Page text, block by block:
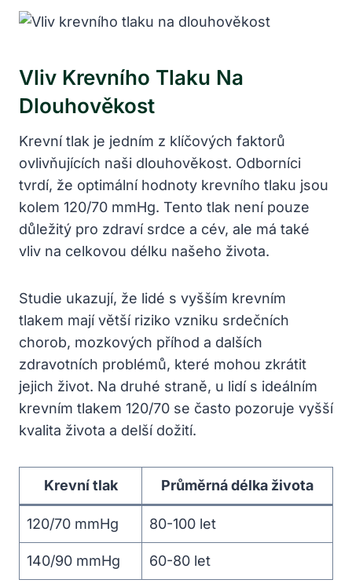
Vliv Krevního Tlaku Na
Dlouhověkost
Krevní tlak je jedním z klíčových faktorů
ovlivňujících naši dlouhověkost. Odborníci
tvrdí, že⁣ optimální hodnoty krevního tlaku jsou
kolem 120/70 ⁤mmHg. Tento tlak není pouze
důležitý pro zdraví srdce a cév,⁣ ale má také
vliv na celkovou délku našeho života.
Studie ukazují, že lidé‌ s vyšším krevním
tlakem mají⁤ větší ​riziko vzniku ​srdečních
chorob, mozkových⁢ příhod a dalších
zdravotních problémů, které mohou zkrátit
jejich život. ‍Na druhé straně, u lidí s ideálním
krevním tlakem ‍120/70 se často pozoruje vyšší
⁢kvalita ​života⁢ a‌ delší dožití.
Krevní tlak Průměrná délka ​života
120/70 mmHg 80-100 ⁣let
140/90 ‍mmHg 60-80 let